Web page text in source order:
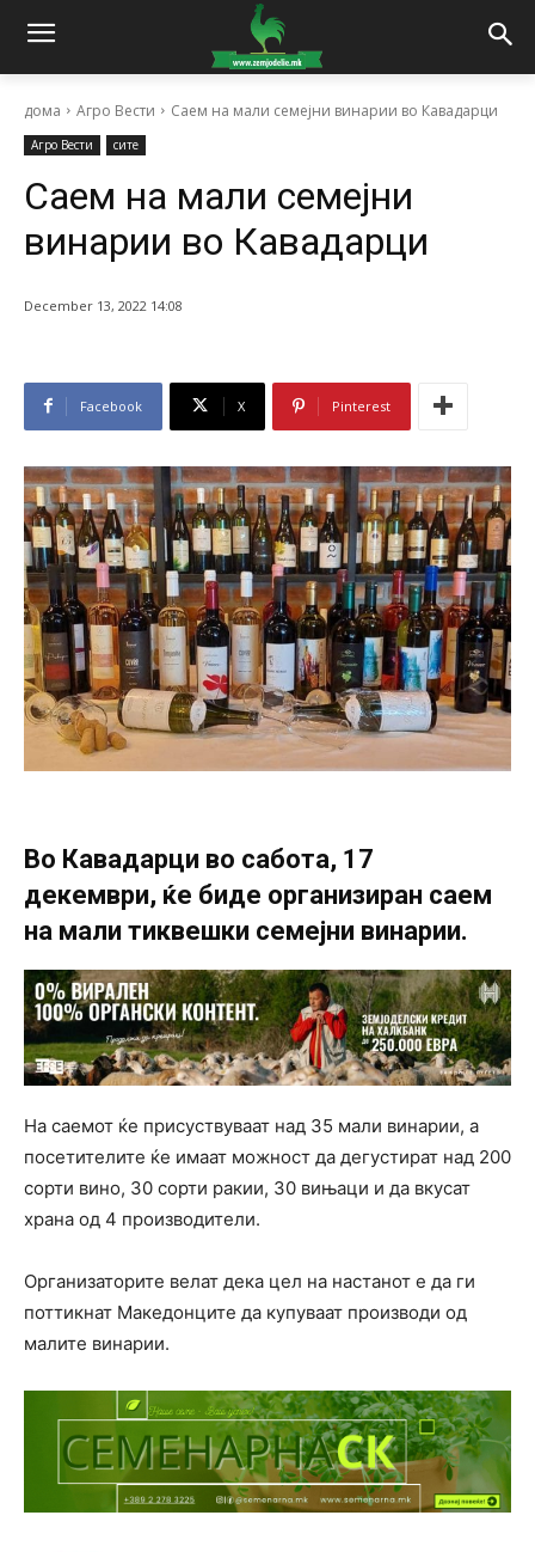
дома Агро Вести Саем на мали семејни винарии во Кавадарци
Агро Вести сите
Саем на мали семејни
винарии во Кавадарци
December 13, 2022 14:08
Facebook X Pinterest
Во Кавадарци во сабота, 17
декември, ќе биде организиран саем
на мали тиквешки семејни винарии.
На саемот ќе присуствуваат над 35 мали винарии, а
посетителите ќе имаат можност да дегустират над 200
сорти вино, 30 сорти ракии, 30 вињаци и да вкусат
храна од 4 производители.
Организаторите велат дека цел на настанот е да ги
поттикнат Македонците да купуваат производи од
малите винарии.